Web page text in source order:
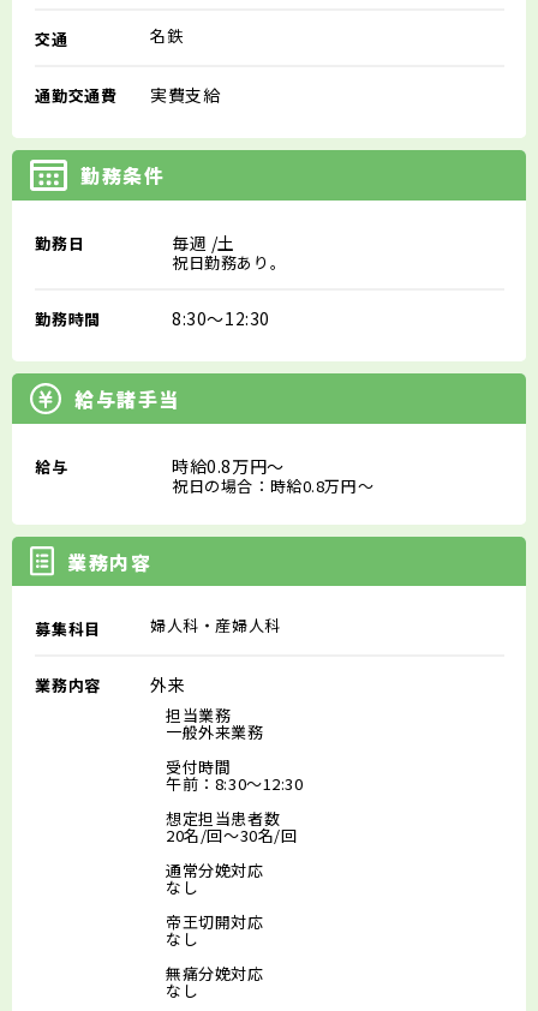
交通 名鉄
通勤交通費 実費支給
勤務条件
勤務日 毎週 /土
祝日勤務あり。
勤務時間 8:30～12:30
給与諸手当
給与 時給0.8万円～
祝日の場合：時給0.8万円～
業務内容
募集科目 婦人科・産婦人科
業務内容 外来
担当業務
一般外来業務
受付時間
午前：8:30～12:30
想定担当患者数
20名/回～30名/回
通常分娩対応
なし
帝王切開対応
なし
無痛分娩対応
なし